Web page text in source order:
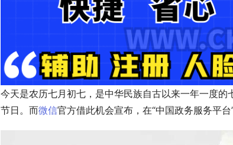
今天是农历七月初七，是中华民族自古以来一年一度
节日。而微信官方借此机会宣布，在“中国政务服务平